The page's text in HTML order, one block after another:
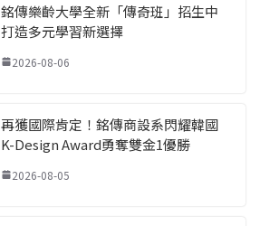
銘傳樂齡大學全新「傳奇班」招生中
打造多元學習新選擇
2026-08-06
再獲國際肯定！銘傳商設系閃耀韓國
K-Design Award勇奪雙金1優勝
2026-08-05